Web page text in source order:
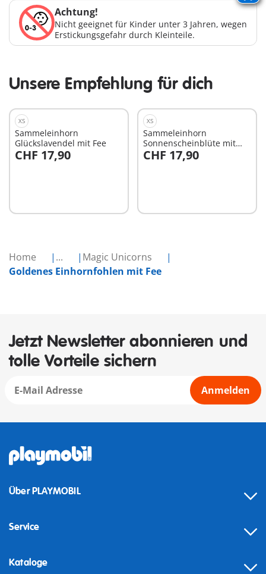
Home ...
Magic Unicorns
Goldenes Einhornfohlen mit Fee
Achtung!
Nicht geeignet für Kinder unter 3 Jahren, wegen
Erstickungsgefahr durch Kleinteile.
Unsere Empfehlung für dich
XS
Sammeleinhorn
Glückslavendel mit Fee
CHF 17,90
In den Warenkorb
XS
Sammeleinhorn
Sonnenscheinblüte mit
Fee
CHF 17,90
In den Warenkorb
Jetzt Newsletter abonnieren und
tolle Vorteile sichern
Anmelden
Über PLAYMOBIL
Service
Kataloge